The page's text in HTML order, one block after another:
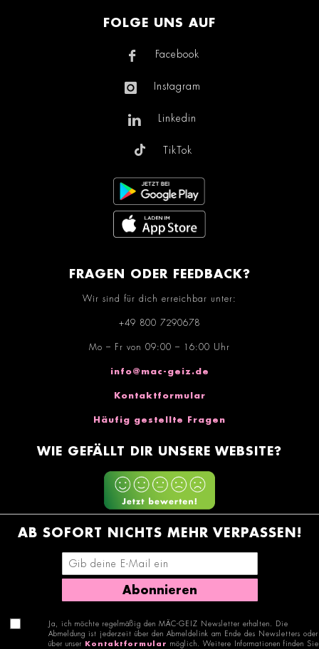
FOLGE UNS AUF
Facebook
Instagram
Linkedin
TikTok
FRAGEN ODER FEEDBACK?
Wir sind für dich erreichbar unter:
+49 800 7290678
Mo – Fr von 09:00 – 16:00 Uhr
info@mac-geiz.de
Kontaktformular
Häufig gestellte Fragen
WIE GEFÄLLT DIR UNSERE WEBSITE?
AB SOFORT NICHTS MEHR VERPASSEN!
E-Mail-Adresse eingeben
Abonnieren
Ja, ich möchte regelmäßig den MÄC-GEIZ Newsletter erhalten. Die
Abmeldung ist jederzeit über den Abmeldelink am Ende des Newsletters oder
über unser
Kontaktformular möglich. Weitere Informationen finden Sie